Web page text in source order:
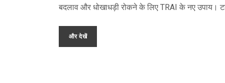
बदलाव और धोखाधड़ी रोकने के लिए TRAI के नए उपाय।
बढ़ी। इन नियमों का आम आदमी पर क्या प्रभाव पड़ेगा,
विस्तृत लेख में।
और देखें